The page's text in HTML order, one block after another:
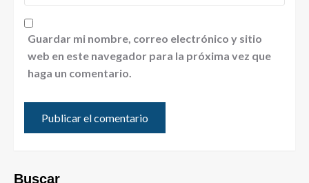
Guardar mi nombre, correo electrónico y sitio
web en este navegador para la próxima vez que
haga un comentario.
Buscar